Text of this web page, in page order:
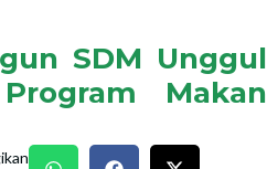
SDM Unggul
Makan